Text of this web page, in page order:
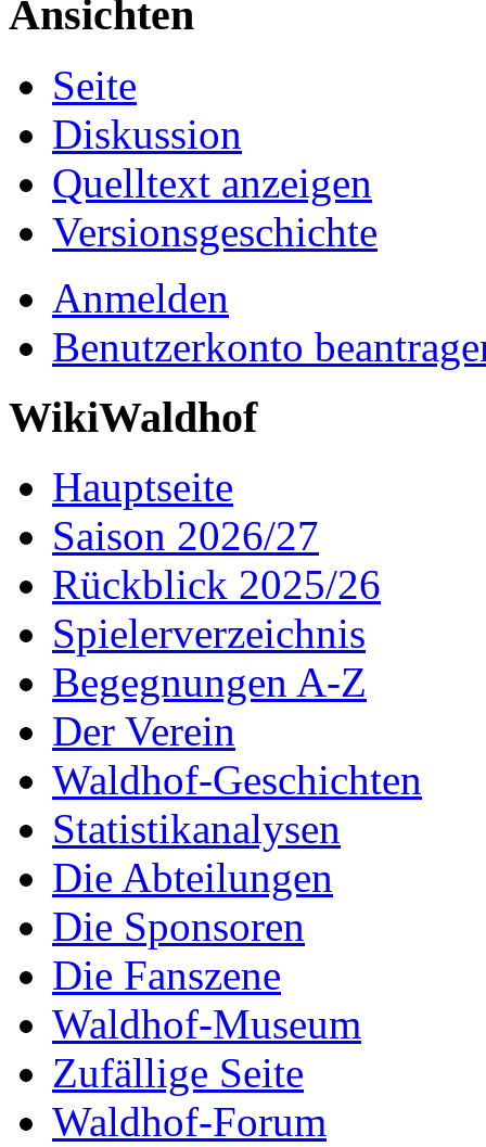
Ansichten
Seite
Diskussion
Quelltext anzeigen
Versionsgeschichte
Anmelden
Benutzerkonto
WikiWaldhof
Hauptseite
Saison 2026/27
Rückblick 2025/26
Spielerverzeichnis
Begegnungen A-Z
Der Verein
Waldhof-Geschichten
Statistikanalysen
Die Abteilungen
Die Sponsoren
Die Fanszene
Waldhof-Museum
Zufällige Seite
Waldhof-Forum